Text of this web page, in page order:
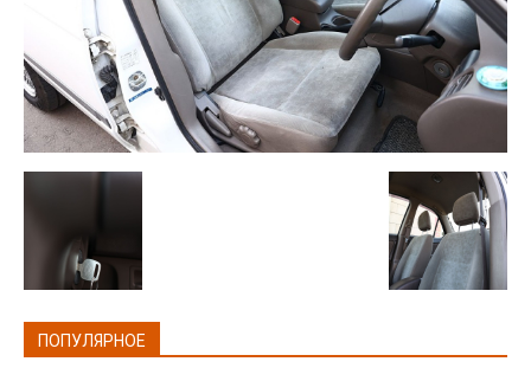
ПОПУЛЯРНОЕ